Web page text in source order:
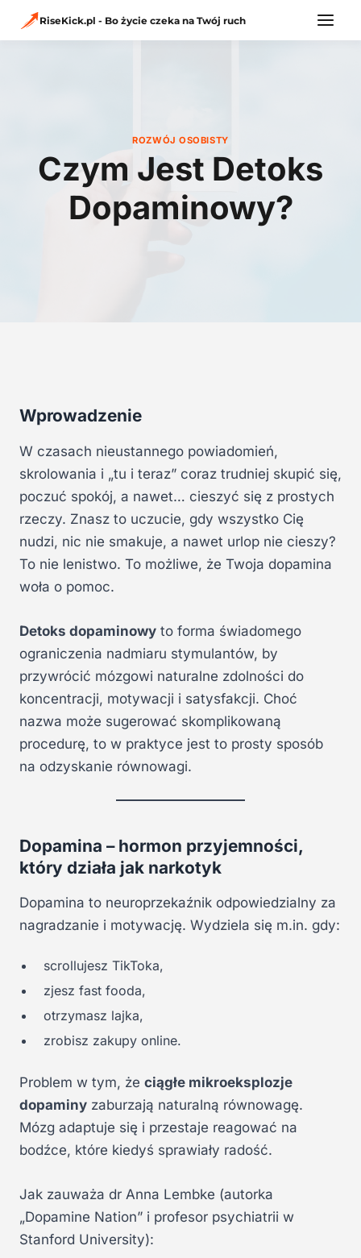
RiseKick.pl - Bo życie czeka na Twój ruch
ROZWÓJ OSOBISTY
Czym Jest Detoks
Dopaminowy?
Wprowadzenie
W czasach nieustannego powiadomień,
skrolowania i „tu i teraz” coraz trudniej skupić się,
poczuć spokój, a nawet… cieszyć się z prostych
rzeczy. Znasz to uczucie, gdy wszystko Cię
nudzi, nic nie smakuje, a nawet urlop nie cieszy?
To nie lenistwo. To możliwe, że Twoja dopamina
woła o pomoc.
Detoks dopaminowy to forma świadomego
ograniczenia nadmiaru stymulantów, by
przywrócić mózgowi naturalne zdolności do
koncentracji, motywacji i satysfakcji. Choć
nazwa może sugerować skomplikowaną
procedurę, to w praktyce jest to prosty sposób
na odzyskanie równowagi.
Dopamina – hormon przyjemności,
który działa jak narkotyk
Dopamina to neuroprzekaźnik odpowiedzialny za
nagradzanie i motywację. Wydziela się m.in. gdy:
scrollujesz TikToka,
zjesz fast fooda,
otrzymasz lajka,
zrobisz zakupy online.
Problem w tym, że ciągłe mikroeksplozje
dopaminy zaburzają naturalną równowagę.
Mózg adaptuje się i przestaje reagować na
bodźce, które kiedyś sprawiały radość.
Jak zauważa dr Anna Lembke (autorka
„Dopamine Nation” i profesor psychiatrii w
Stanford University):